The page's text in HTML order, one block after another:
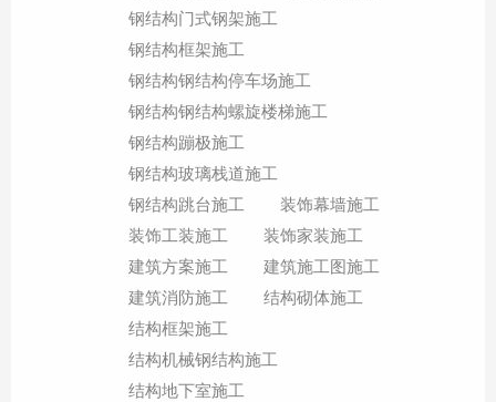
钢结构门式钢架施工
钢结构框架施工
钢结构钢结构停车场施工
钢结构钢结构螺旋楼梯施工
钢结构蹦极施工
钢结构玻璃栈道施工
钢结构跳台施工
装饰幕墙施工
装饰工装施工
装饰家装施工
建筑方案施工
建筑施工图施工
建筑消防施工
结构砌体施工
结构框架施工
结构机械钢结构施工
结构地下室施工